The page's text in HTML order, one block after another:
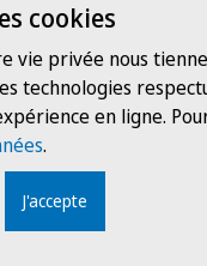
de Valère vous
renfort pour la
de Valère fête ses
2025, nous
lundi au vendredi,
de la Dre Kathlyn
qui rejoint notre
cookies
vie privée nous
technologies
en ligne.
.
J'accepte